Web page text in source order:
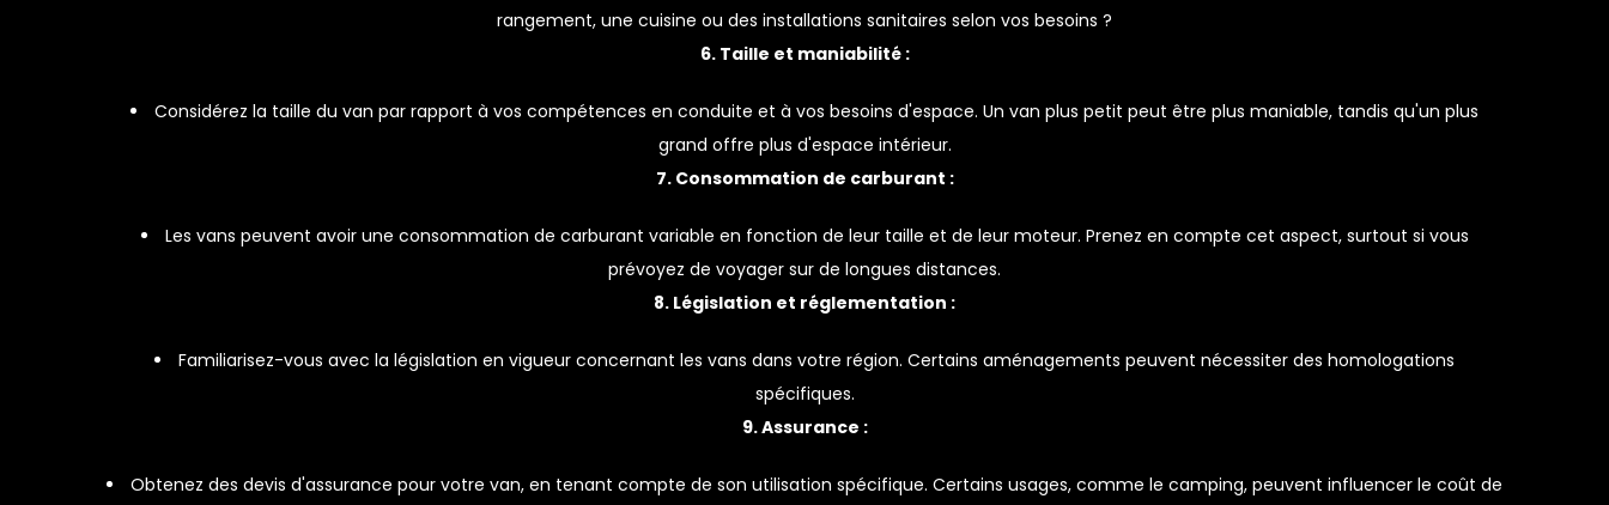
rangement, une cuisine ou des installations sanitaires selon vos besoins ?
6. Taille et maniabilité :
Considérez la taille du van par rapport à vos compétences en conduite et à vos besoins d'espace. Un van plus petit peut être plus maniable, tandis qu'un plus
grand offre plus d'espace intérieur.
7. Consommation de carburant :
Les vans peuvent avoir une consommation de carburant variable en fonction de leur taille et de leur moteur. Prenez en compte cet aspect, surtout si vous
prévoyez de voyager sur de longues distances.
8. Législation et réglementation :
Familiarisez-vous avec la législation en vigueur concernant les vans dans votre région. Certains aménagements peuvent nécessiter des homologations
spécifiques.
9. Assurance :
Obtenez des devis d'assurance pour votre van, en tenant compte de son utilisation spécifique. Certains usages, comme le camping, peuvent influencer le coût de